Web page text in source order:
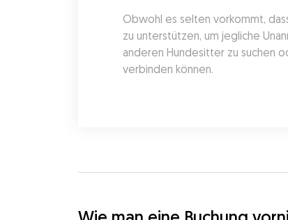
Obwohl es selten vorkommt,
zu unterstützen, um jegliche
anderen Hundesitter zu suchen
verbinden können.